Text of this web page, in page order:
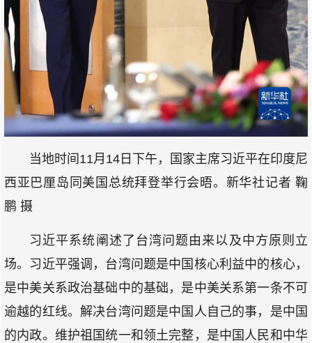
当地时间11月14日下午，国家主席习近平在印度尼
西亚巴厘岛同美国总统拜登举行会晤。新华社记者 鞠
鹏 摄
习近平系统阐述了台湾问题由来以及中方原则立
场。习近平强调，台湾问题是中国核心利益中的核心，
是中美关系政治基础中的基础，是中美关系第一条不可
逾越的红线。解决台湾问题是中国人自己的事，是中国
的内政。维护祖国统一和领土完整，是中国人民和中华